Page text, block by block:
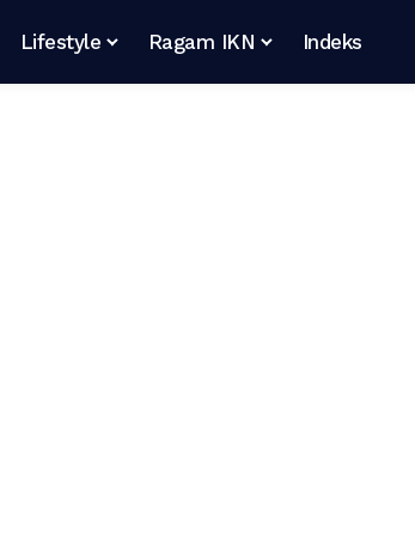
Lifestyle Ragam IKN Indeks